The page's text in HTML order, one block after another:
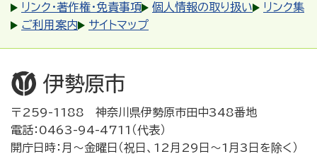
リンク・著作権・免責事項
個人情報の取り扱い
リンク集
ご利用案内
サイトマップ
〒259-1188 神奈川県伊勢原市田中348番地
電話：0463-94-4711（代表）
開庁日時：月～金曜日（祝日、12月29日～1月3日を除く）